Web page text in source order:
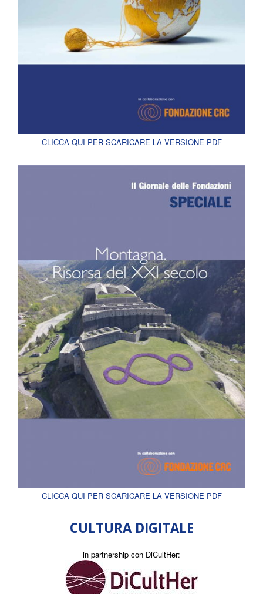
CLICCA QUI PER SCARICARE LA VERSIONE PDF
CLICCA QUI PER SCARICARE LA VERSIONE PDF
CULTURA DIGITALE
in partnership con DiCultHer: